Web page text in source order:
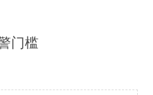
门槛